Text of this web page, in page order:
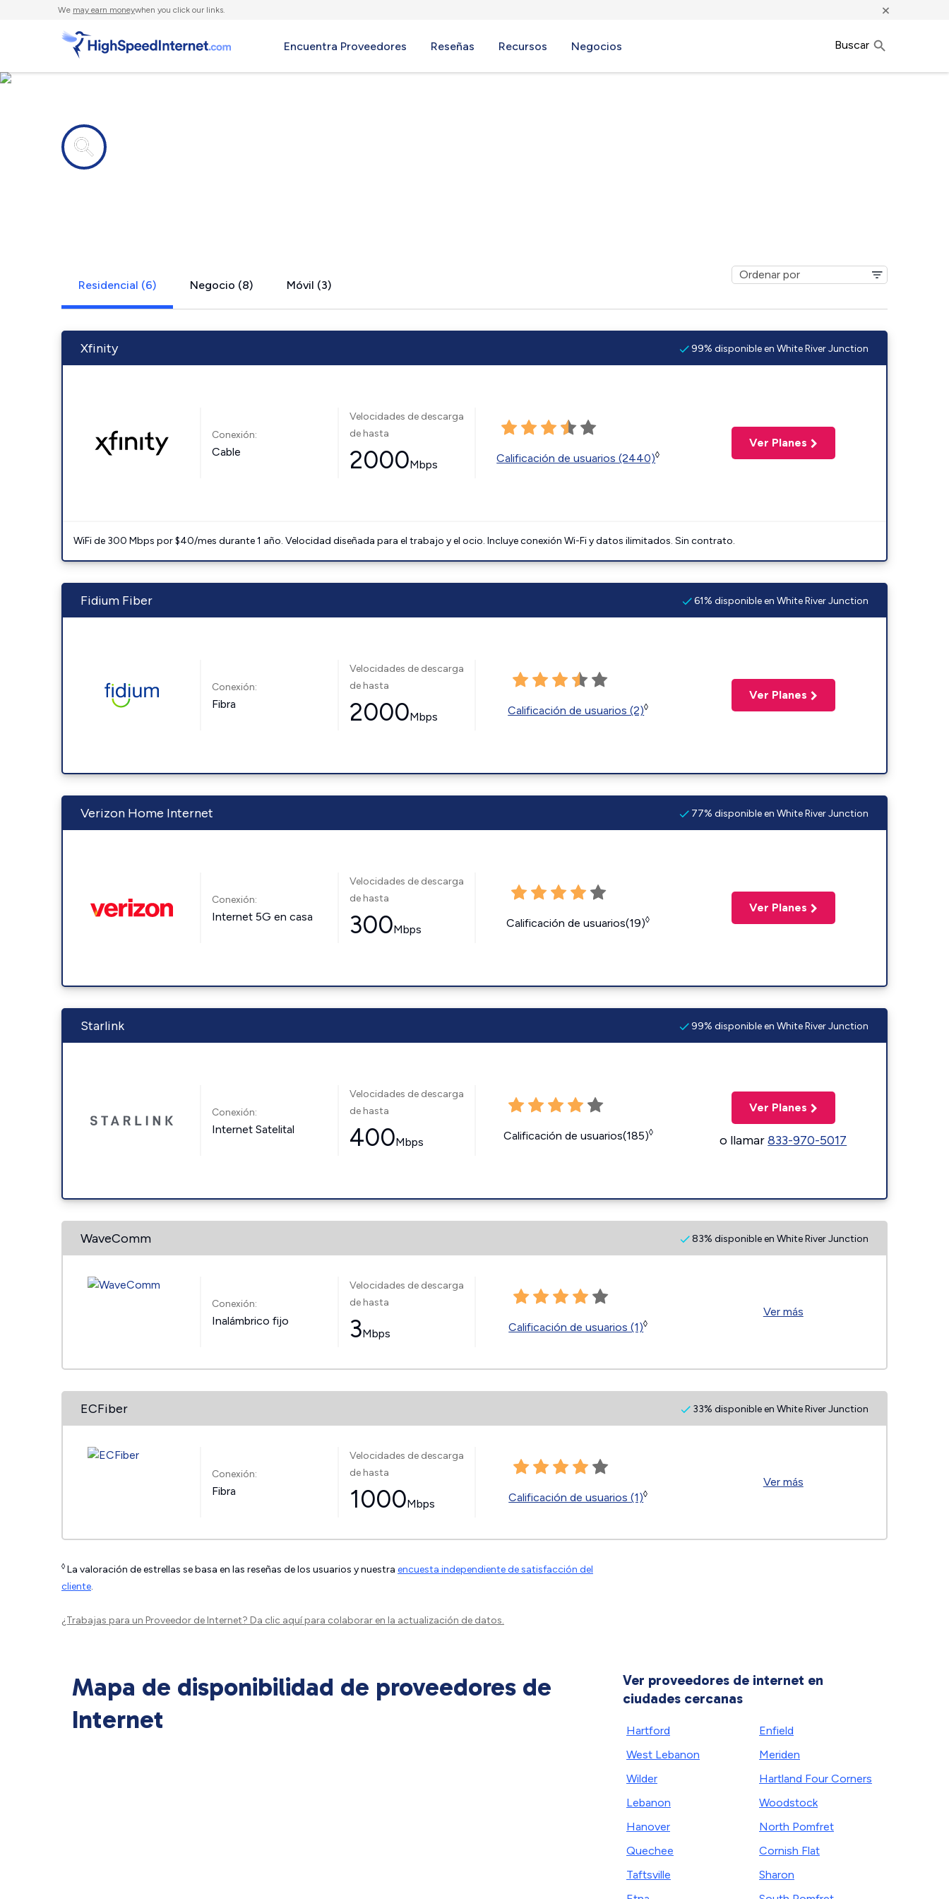
We may earn moneywhen you click our links. ×
Encuentra Proveedores Reseñas Recursos Negocios Buscar
Residencial (6) Negocio (8) Móvil (3)
Xfinity 99% disponible en White River Junction
Conexión:
Cable
Velocidades de descarga
de hasta
2000Mbps Calificación de usuarios (2440)◊
Ver Planes
WiFi de 300 Mbps por $40/mes durante 1 año. Velocidad diseñada para el trabajo y el ocio. Incluye conexión Wi-Fi y datos ilimitados. Sin contrato.
Fidium Fiber 61% disponible en White River Junction
Conexión:
Fibra
Velocidades de descarga
de hasta
2000Mbps Calificación de usuarios (2)◊
Ver Planes
Verizon Home Internet 77% disponible en White River Junction
Conexión:
Internet 5G en casa
Velocidades de descarga
de hasta
300Mbps Calificación de usuarios(19)◊
Ver Planes
Starlink 99% disponible en White River Junction
Conexión:
Internet Satelital
Velocidades de descarga
de hasta
400Mbps Calificación de usuarios(185)◊
Ver Planes
o llamar833-970-5017
WaveComm 83% disponible en White River Junction
Conexión:
Inalámbrico fijo
Velocidades de descarga
de hasta
3Mbps Calificación de usuarios (1)◊
Ver más
ECFiber 33% disponible en White River Junction
Conexión:
Fibra
Velocidades de descarga
de hasta
1000Mbps Calificación de usuarios (1)◊
Ver más
◊ La valoración de estrellas se basa en las reseñas de los usuarios y nuestra encuesta independiente de satisfacción del
cliente.
¿Trabajas para un Proveedor de Internet? Da clic aquípara colaborar en la actualización de datos.
Mapa de disponibilidad de proveedores de
Internet
Ver proveedores de internet en
ciudades cercanas
Hartford
West Lebanon
Wilder
Lebanon
Hanover
Quechee
Taftsville
Enfield
Meriden
Hartland Four Corners
Woodstock
North Pomfret
Cornish Flat
Sharon